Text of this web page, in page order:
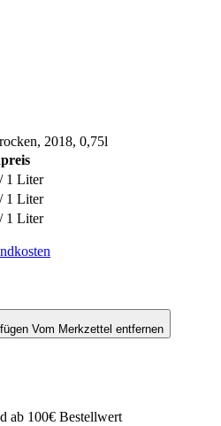
1 Liter
1 Liter
1 Liter
Vom Merkzettel entfernen
ab 100€ Bestellwert